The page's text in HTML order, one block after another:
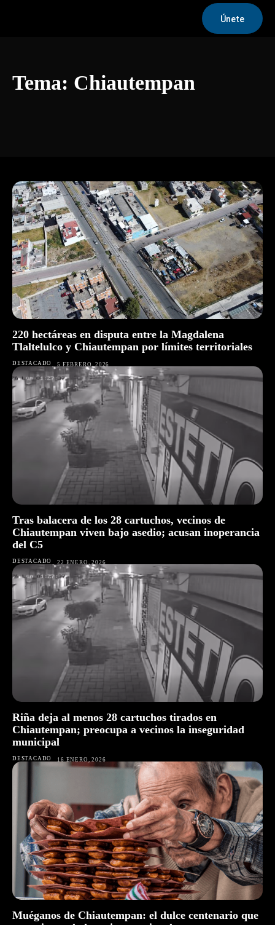
Únete
Tema: Chiautempan
220 hectáreas en disputa entre la Magdalena
Tlaltelulco y Chiautempan por límites territoriales
DESTACADO 5 FEBRERO, 2026
Tras balacera de los 28 cartuchos, vecinos de
Chiautempan viven bajo asedio; acusan inoperancia
del C5
DESTACADO 22 ENERO, 2026
Riña deja al menos 28 cartuchos tirados en
Chiautempan; preocupa a vecinos la inseguridad
municipal
DESTACADO 16 ENERO, 2026
Muéganos de Chiautempan: el dulce centenario que